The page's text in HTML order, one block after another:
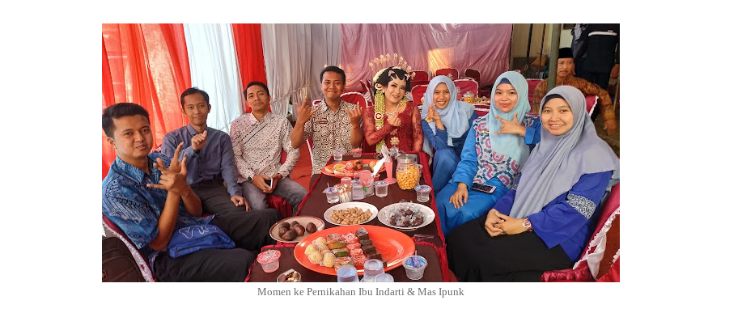
Momen ke Pernikahan Ibu Indarti & Mas Ipunk